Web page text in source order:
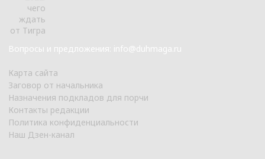
Вопросы и предложения: info@duhmaga.ru
Карта сайта
Заговор от начальника
Назначения подкладов для порчи
Контакты редакции
Политика конфиденциальности
Наш Дзен-канал